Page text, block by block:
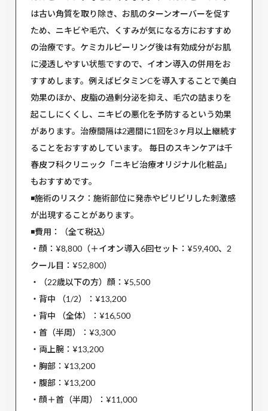
は古い角質を取り除き、お肌のターンオーバーを促す
ため、ニキビや毛穴、くすみが気になる方におすすめ
の治療です。ケミカルピーリング後は有効成分がお肌
に浸透しやすい状態ですので、イオン導入の併用をお
すすめします。例えばビタミンCを導入することで美白
効果のほか、皮脂の過剰分泌を抑え、毛穴の詰まりを
起こしにくくし、ニキビの悪化を予防するという効果
があります。治療間隔は2週間に1回を3ヶ月以上継続す
ることをおすすめしています。 毎日のスキンケアは千
春皮フ科クリニック「ニキビ治療オリジナル化粧品」
もおすすめです。
◾️施術のリスク：施術部位に発赤やピリピリした刺激感
が出現することがあります。
◾️費用：（全て税込）
・顔：¥8,800（＋イオン導入6回セット：¥59,400、2
クール目：¥52,800）
・（22歳以下の方）顔：¥5,500
・背中 （1/2）：¥13,200
・背中 （全体）：¥16,500
・首（半周）：¥3,300
・両上腕：¥13,200
・胸部：¥13,200
・腹部：¥13,200
・顔＋首（半周）：¥11,000